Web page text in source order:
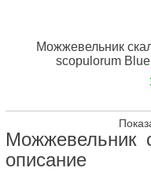
Можжевельник
scopulorum
Можжевельник
описание